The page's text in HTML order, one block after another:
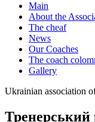
Main
About the
The cheaf
News
Our Coaches
The coach
Gallery
Ukrainian association
Тренерський